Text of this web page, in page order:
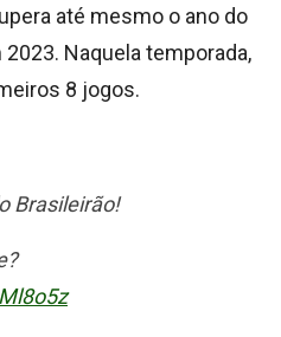
até mesmo o ano do
Naquela temporada,
8 jogos.
Brasileirão!